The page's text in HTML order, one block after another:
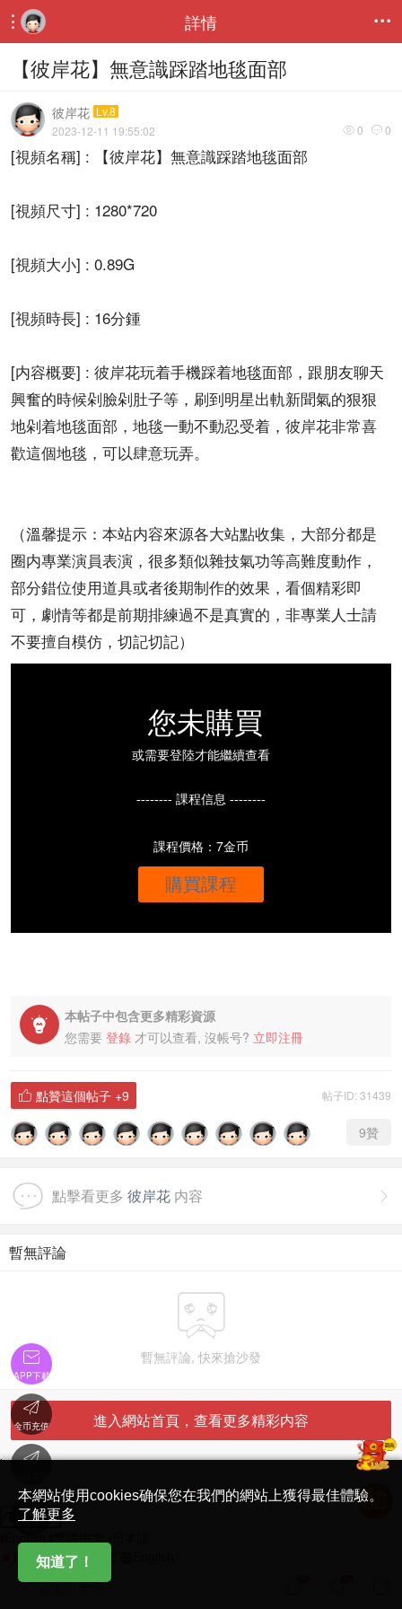
 詳情 
【彼岸花】無意識踩踏地毯面部
彼岸花 Lv.8
 0  0
2023-12-11 19:55:02
[視頻名稱] : 【彼岸花】無意識踩踏地毯面部
[視頻尺寸] : 1280*720
[視頻大小] : 0.89G
[視頻時長] : 16分鍾
[内容概要] : 彼岸花玩着手機踩着地毯面部，跟朋友聊天
興奮的時候剁臉剁肚子等，刷到明星出軌新聞氣的狠狠
地剁着地毯面部，地毯一動不動忍受着，彼岸花非常喜
歡這個地毯，可以肆意玩弄。
（溫馨提示：本站内容來源各大站點收集，大部分都是
圈内專業演員表演，很多類似雜技氣功等高難度動作，
部分錯位使用道具或者後期制作的效果，看個精彩即
可，劇情等都是前期排練過不是真實的，非專業人士請
不要擅自模仿，切記切記）
您未購買
或需要登陸才能繼續查看
-------- 課程信息 --------
課程價格：7金币
購買課程

本帖子中包含更多精彩資源
您需要 登錄 才可以查看, 沒帳号? 立即注冊
帖子ID: 31439
 點贊這個帖子 +9
9贊

點擊看更多 彼岸花 内容
暫無評論

暫無評論, 快來搶沙發
進入網站首頁，查看更多精彩内容
'
简体中文版
Translate
日本語
繁體中文
本網站使用cookies确保您在我們的網站上獲得最佳體驗。
了解更多
知道了！

APP下載

金币充值


說點什麽吧...